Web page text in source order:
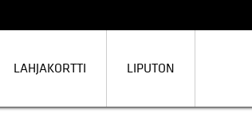
LAHJAKORTTI LIPUTON